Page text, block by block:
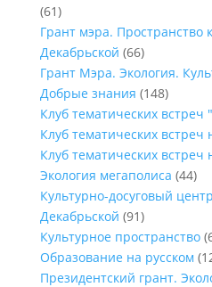
(61)
Грант мэра. Пространство
Декабрьской (66)
Грант Мэра. Экология.
Добрые знания (148)
Клуб тематических встреч
Клуб тематических встреч
Клуб тематических встреч
Экология мегаполиса (44)
Культурно-досуговый
Декабрьской (91)
Культурное пространство
Образование на русском
Президентский грант.